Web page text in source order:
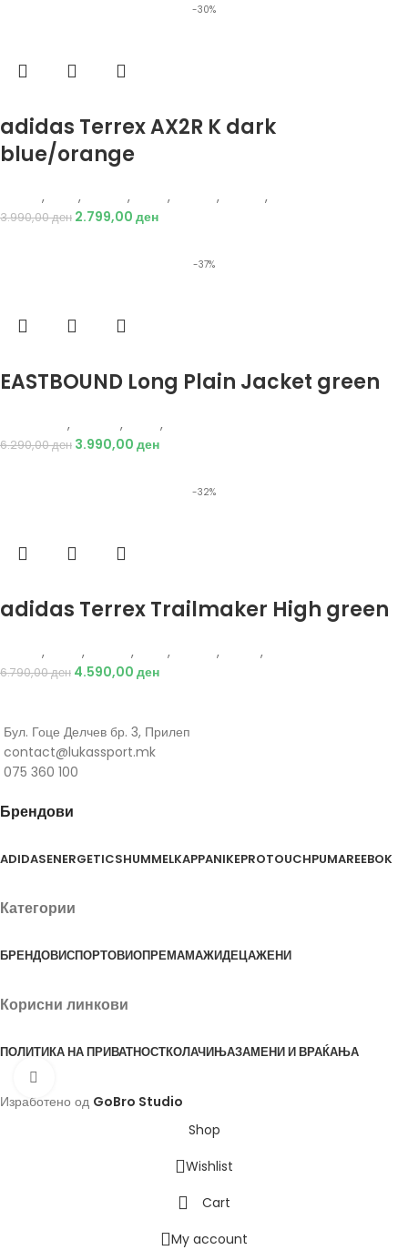
-30%
adidas Terrex AX2R K dark
blue/orange
, , , , , ,
3.990,00ден 2.799,00 ден
-37%
EASTBOUND Long Plain Jacket green
, , ,
6.290,00ден 3.990,00 ден
-32%
adidas Terrex Trailmaker High green
, , , , , ,
6.790,00ден 4.590,00 ден
Бул. Гоце Делчев бр. 3, Прилеп
contact@lukassport.mk
075 360 100
Брендови
ADIDASENERGETICSHUMMELKAPPANIKEPROTOUCHPUMAREEBOK
Категории
БРЕНДОВИСПОРТОВИОПРЕМАМАЖИДЕЦАЖЕНИ
Корисни линкови
ПОЛИТИКА НА ПРИВАТНОСТКОЛАЧИЊАЗАМЕНИ И ВРАЌАЊА
Изработено од GoBro Studio
Shop
Wishlist
Cart
My account